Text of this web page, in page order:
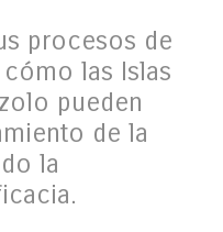
procesos de
las Islas
pueden
de la
la